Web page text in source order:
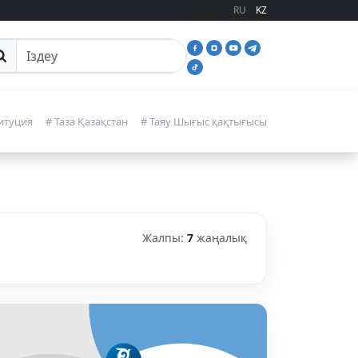
RU KZ
іздеу
# Таза Қазақстан # Таяу Шығыс қақтығысы
Жалпы: 7 жаңалық